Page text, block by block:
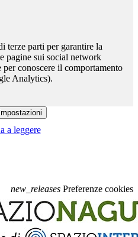
terze parti per garantire la
pagine sui social network
conoscere il comportamento
Analytics).
a leggere
new_releases Preferenze cookies